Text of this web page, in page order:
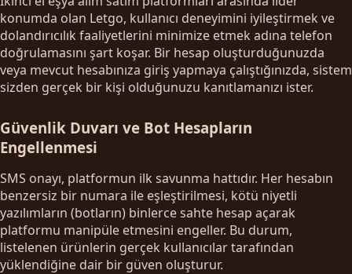
konumda olan Letgo, kullanıcı deneyimini iyileştirmek ve
dolandırıcılık faaliyetlerini minimize etmek adına telefon
doğrulamasını şart koşar. Bir hesap oluşturduğunuzda
veya mevcut hesabınıza giriş yapmaya çalıştığınızda, sistem
sizden gerçek bir kişi olduğunuzu kanıtlamanızı ister.
Güvenlik Duvarı ve Bot Hesapların
Engellenmesi
SMS onayı, platformun ilk savunma hattıdır. Her hesabın
benzersiz bir numara ile eşleştirilmesi, kötü niyetli
yazılımların (botların) binlerce sahte hesap açarak
platformu manipüle etmesini engeller. Bu durum,
listelenen ürünlerin gerçek kullanıcılar tarafından
yüklendiğine dair bir güven oluşturur.